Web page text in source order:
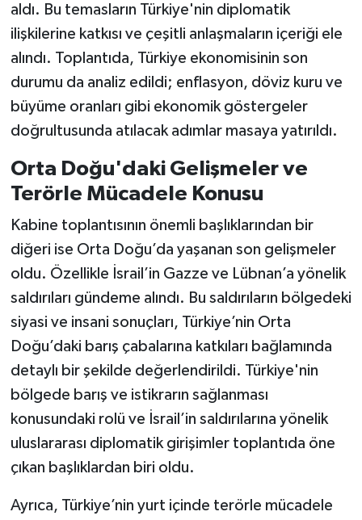
aldı. Bu temasların Türkiye'nin diplomatik
ilişkilerine katkısı ve çeşitli anlaşmaların içeriği ele
alındı. Toplantıda, Türkiye ekonomisinin son
durumu da analiz edildi; enflasyon, döviz kuru ve
büyüme oranları gibi ekonomik göstergeler
doğrultusunda atılacak adımlar masaya yatırıldı.
Orta Doğu'daki Gelişmeler ve
Terörle Mücadele Konusu
Kabine toplantısının önemli başlıklarından bir
diğeri ise Orta Doğu’da yaşanan son gelişmeler
oldu. Özellikle İsrail’in Gazze ve Lübnan’a yönelik
saldırıları gündeme alındı. Bu saldırıların bölgedeki
siyasi ve insani sonuçları, Türkiye’nin Orta
Doğu’daki barış çabalarına katkıları bağlamında
detaylı bir şekilde değerlendirildi. Türkiye'nin
bölgede barış ve istikrarın sağlanması
konusundaki rolü ve İsrail’in saldırılarına yönelik
uluslararası diplomatik girişimler toplantıda öne
çıkan başlıklardan biri oldu.
Ayrıca, Türkiye’nin yurt içinde terörle mücadele